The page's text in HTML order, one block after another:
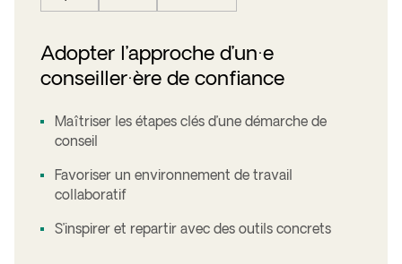
Adopter l’approche d’un·e
conseiller·ère de confiance
Maîtriser les étapes clés d’une démarche de
conseil
Favoriser un environnement de travail
collaboratif
S’inspirer et repartir avec des outils concrets